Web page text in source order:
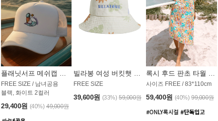
FREE SIZE / 남녀공용
블랙, 화이트 2컬러
29,400원 (40%) 49,000원
FREE SIZE
39,600원 (33%) 59,000원
사이즈 FREE / 83*110cm
59,400원 (40%) 99,000원